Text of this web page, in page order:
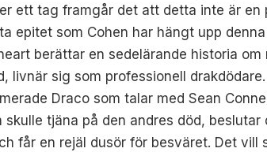
ett tag framgår det att detta inte är en
epitet som Cohen har hängt upp
berättar en sedelärande historia
livnär sig som professionell
Draco som talar med Sean
tjäna på den andres död,
får en rejäl dusör för besväret. Det